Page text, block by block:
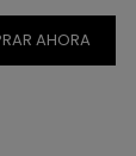
AHORA